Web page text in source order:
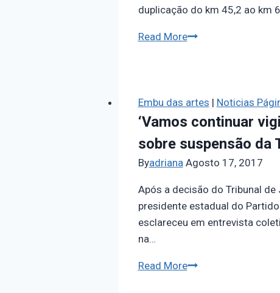
duplicação do km 45,2 ao km
Read More
Embu das artes | Noticias
‘Vamos continuar
sobre suspensão da
Byadriana Agosto 17, 2017
Após a decisão do Tribunal
presidente estadual do
esclareceu em entrevista
na…
Read More